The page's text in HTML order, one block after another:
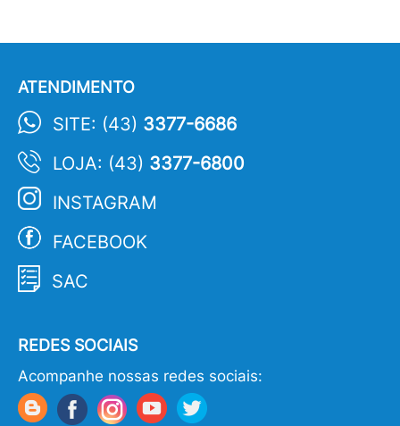
ATENDIMENTO
SITE: (43) 3377-6686
LOJA: (43) 3377-6800
INSTAGRAM
FACEBOOK
SAC
REDES SOCIAIS
Acompanhe nossas redes sociais: